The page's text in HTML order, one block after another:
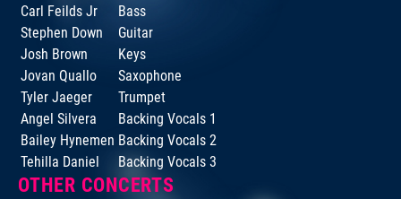
Carl Feilds Jr
Bass
Stephen Down
Guitar
Josh Brown
Keys
Jovan Quallo
Saxophone
Tyler Jaeger
Trumpet
Angel Silvera
Backing Vocals 1
Bailey Hynemen Backing Vocals 2
Tehilla Daniel
Backing Vocals 3
OTHER CONCERTS